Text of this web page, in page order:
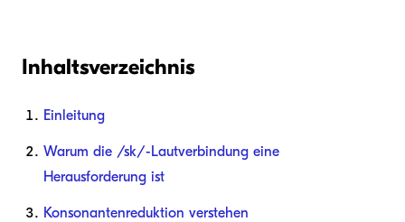
Inhaltsverzeichnis
Einleitung
Warum die /sk/-Lautverbindung eine
Herausforderung ist
Konsonantenreduktion verstehen